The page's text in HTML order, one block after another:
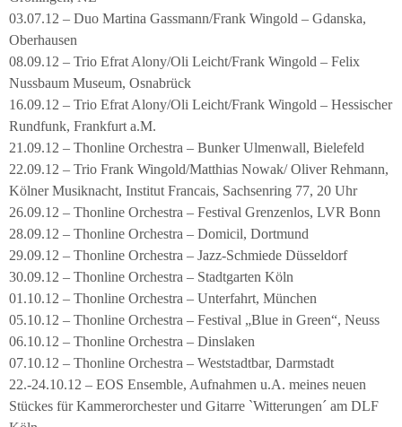
03.07.12 – Duo Martina Gassmann/Frank Wingold – Gdanska,
Oberhausen
08.09.12 – Trio Efrat Alony/Oli Leicht/Frank Wingold – Felix
Nussbaum Museum, Osnabrück
16.09.12 – Trio Efrat Alony/Oli Leicht/Frank Wingold – Hessischer
Rundfunk, Frankfurt a.M.
21.09.12 – Thonline Orchestra – Bunker Ulmenwall, Bielefeld
22.09.12 – Trio Frank Wingold/Matthias Nowak/ Oliver Rehmann,
Kölner Musiknacht, Institut Francais, Sachsenring 77, 20 Uhr
26.09.12 – Thonline Orchestra – Festival Grenzenlos, LVR Bonn
28.09.12 – Thonline Orchestra – Domicil, Dortmund
29.09.12 – Thonline Orchestra – Jazz-Schmiede Düsseldorf
30.09.12 – Thonline Orchestra – Stadtgarten Köln
01.10.12 – Thonline Orchestra – Unterfahrt, München
05.10.12 – Thonline Orchestra – Festival „Blue in Green“, Neuss
06.10.12 – Thonline Orchestra – Dinslaken
07.10.12 – Thonline Orchestra – Weststadtbar, Darmstadt
22.-24.10.12 – EOS Ensemble, Aufnahmen u.A. meines neuen
Stückes für Kammerorchester und Gitarre `Witterungen´ am DLF